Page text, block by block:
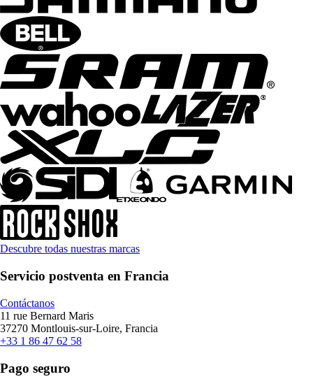
Descubre todas nuestras marcas
Servicio postventa en Francia
Contáctanos
11 rue Bernard Maris
37270 Montlouis-sur-Loire, Francia
+33 1 86 47 62 58
Pago seguro